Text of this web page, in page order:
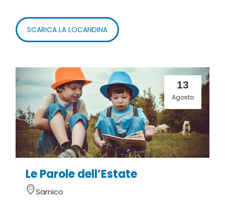
SCARICA LA LOCANDINA
13
Agosto
Le Parole dell’Estate
Sarnico